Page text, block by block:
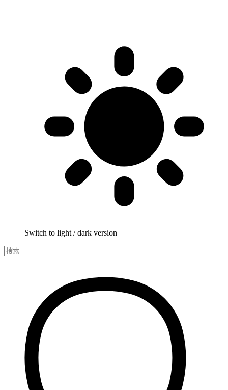
Switch to light / dark version